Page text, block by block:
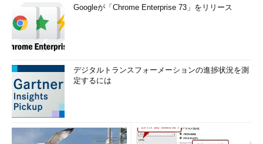
Googleが「Chrome Enterprise 73」をリリース
デジタルトランスフォーメーションの進捗状況を測
定するには